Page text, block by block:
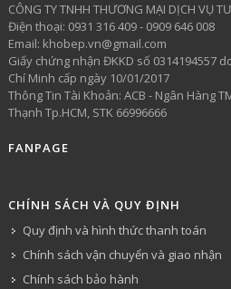
CÔNG TY TNHH THƯƠNG MẠI DỊCH VỤ
​Điện thoại: 0931 316 409 - 0909 646 008
Email: khobep.vn@gmail.com
Giấy chứng nhận ĐKKD số 0314194557
Chí Minh cấp ngày 10/01/2017
Thông Tin Tài Khoản: ACB - Ngân Hàng
Thạnh Tp.HCM, STK 66996666
FANPAGE
CHÍNH SÁCH VÀ QUY ĐỊNH
Quy định và hình thức thanh toán
Chính sách vận chuyển và giao nhận
Chính sách bảo hành